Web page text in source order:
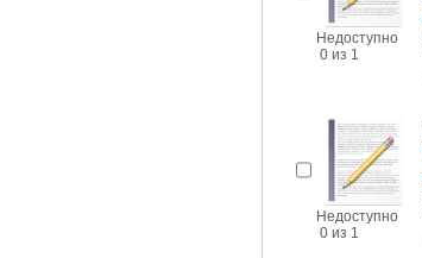
Недоступно
0 из 1
Недоступно
0 из 1